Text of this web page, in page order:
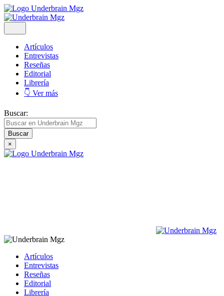
Artículos
Entrevistas
Reseñas
Editorial
Librería
👇 Ver más
Buscar:
×
Artículos
Entrevistas
Reseñas
Editorial
Librería